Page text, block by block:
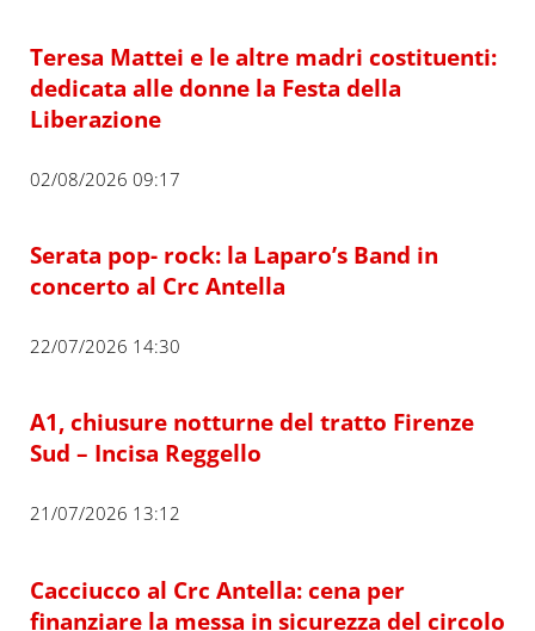
Teresa Mattei e le altre madri costituenti:
dedicata alle donne la Festa della
Liberazione
02/08/2026 09:17
Serata pop- rock: la Laparo’s Band in
concerto al Crc Antella
22/07/2026 14:30
A1, chiusure notturne del tratto Firenze
Sud – Incisa Reggello
21/07/2026 13:12
Cacciucco al Crc Antella: cena per
finanziare la messa in sicurezza del circolo